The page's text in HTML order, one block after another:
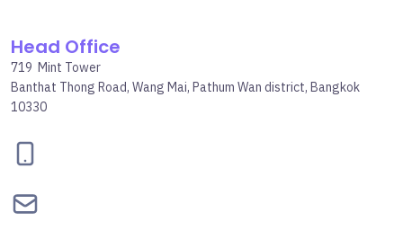
Head Office
719 Mint Tower
Banthat Thong Road, Wang Mai, Pathum Wan district, Bangkok
10330